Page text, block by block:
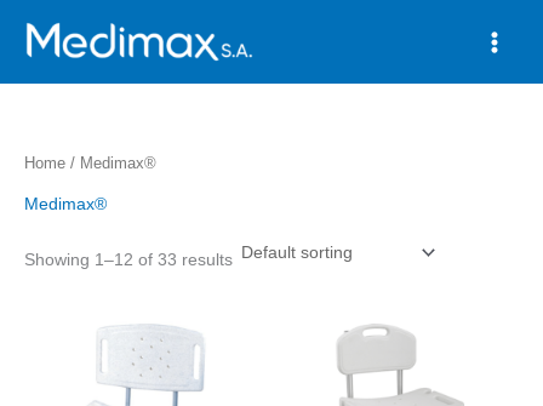
Home / Medimax®
Medimax®
Showing 1–12 of 33 results